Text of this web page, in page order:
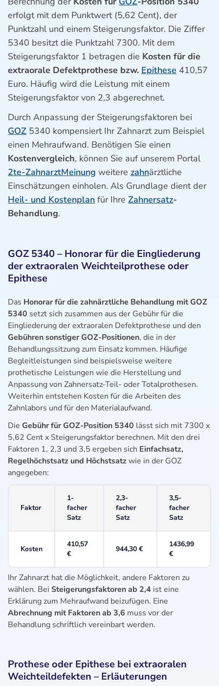
erfolgt mit dem Punktwert (5,62 Cent), der
Punktzahl und einem Steigerungsfaktor. Die Ziffer
5340 besitzt die Punktzahl 7300. Mit dem
Steigerungsfaktor 1 betragen die Kosten für die
extraorale Defektprothese bzw. Epithese 410,57
Euro. Häufig wird die Leistung mit einem
Steigerungsfaktor von 2,3 abgerechnet.
Durch Anpassung der Steigerungsfaktoren bei
GOZ 5340 kompensiert Ihr Zahnarzt zum Beispiel
einen Mehraufwand. Benötigen Sie einen
Kostenvergleich, können Sie auf unserem Portal
2te-ZahnarztMeinung weitere zahnärztliche
Einschätzungen einholen. Als Grundlage dient der
Heil- und Kostenplan für Ihre Zahnersatz-
Behandlung.
GOZ 5340 – Honorar für die Eingliederung
der extraoralen Weichteilprothese oder
Epithese
Das Honorar für die zahnärztliche Behandlung mit GOZ
5340 setzt sich zusammen aus der Gebühr für die
Eingliederung der extraoralen Defektprothese und den
Gebühren sonstiger GOZ-Positionen, die in der
Behandlungssitzung zum Einsatz kommen. Häufige
Begleitleistungen sind beispielsweise weitere
prothetische Leistungen wie die Herstellung und
Anpassung von Zahnersatz-Teil- oder Totalprothesen.
Weiterhin entstehen Kosten für die Arbeiten des
Zahnlabors und für den Materialaufwand.
Die Gebühr für GOZ-Position 5340 lässt sich mit 7300 x
5,62 Cent x Steigerungsfaktor berechnen. Mit den drei
Faktoren 1, 2,3 und 3,5 ergeben sich Einfachsatz,
Regelhöchstsatz und Höchstsatzwie in der GOZ
angegeben:
Faktor
1-
facher
Satz
2,3-
facher
Satz
3,5-
facher
Satz
Kosten
410,57
€
944,30 €
1436,99
€
Ihr Zahnarzt hat die Möglichkeit, andere Faktoren zu
wählen. Bei Steigerungsfaktoren ab 2,4 ist eine
Erklärung zum Mehraufwand beizufügen. Eine
Abrechnung mit Faktoren ab 3,6 muss vor der
Behandlung schriftlich vereinbart werden.
Prothese oder Epithese bei extraoralen
Weichteildefekten – Erläuterungen